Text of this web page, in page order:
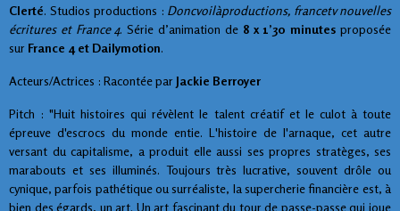
Clerté. Studios productions : Doncvoilàproductions, francetv nouvelles
écritures et France 4. Série d’animation de 8 x 1’30 minutes proposée
sur France 4 et Dailymotion.
Acteurs/Actrices : Racontée par Jackie Berroyer
Pitch : "Huit histoires qui révèlent le talent créatif et le culot à toute
épreuve d'escrocs du monde entie. L'histoire de l'arnaque, cet autre
versant du capitalisme, a produit elle aussi ses propres stratèges, ses
marabouts et ses illuminés. Toujours très lucrative, souvent drôle ou
cynique, parfois pathétique ou surréaliste, la supercherie financière est, à
bien des égards, un art. Un art fascinant du tour de passe-passe qui joue